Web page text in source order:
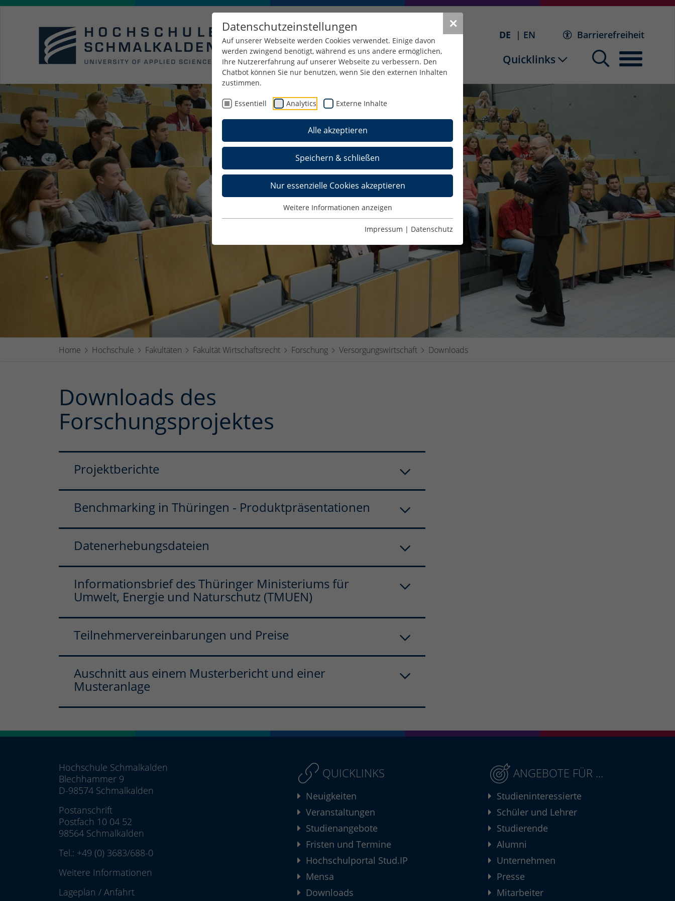
✕
Datenschutzeinstellungen
Auf unserer Webseite werden Cookies verwendet. Einige davon
werden zwingend benötigt, während es uns andere ermöglichen,
Ihre Nutzererfahrung auf unserer Webseite zu verbessern. Den
Chatbot können Sie nur benutzen, wenn Sie den externen Inhalten
zustimmen.
Essentiell Analytics Externe Inhalte
Alle akzeptieren
Speichern & schließen
Nur essenzielle Cookies akzeptieren
Weitere Informationen anzeigen
Impressum | Datenschutz
DE EN Barrierefreiheit
Quicklinks
Home Hochschule Fakultäten Fakultät Wirtschaftsrecht Forschung Versorgungswirtschaft Downloads
Downloads des
Forschungsprojektes
Projektberichte
Benchmarking in Thüringen - Produktpräsentationen
Datenerhebungsdateien
Informationsbrief des Thüringer Ministeriums für
Umwelt, Energie und Naturschutz (TMUEN)
Teilnehmervereinbarungen und Preise
Auschnitt aus einem Musterbericht und einer
Musteranlage
Hochschule Schmalkalden
Blechhammer 9
D-98574 Schmalkalden
Postanschrift
Postfach 10 04 52
98564 Schmalkalden
Tel.: +49 (0) 3683/688-0
Weitere Informationen
Lageplan / Anfahrt
QUICKLINKS
Neuigkeiten
Veranstaltungen
Studienangebote
Fristen und Termine
Hochschulportal Stud.IP
Mensa
Downloads
ANGEBOTE FÜR ...
Studieninteressierte
Schüler und Lehrer
Studierende
Alumni
Unternehmen
Presse
Mitarbeiter